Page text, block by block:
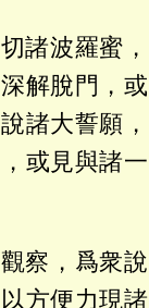
諸波羅蜜，
解脫門，或
諸大誓願，
或見與諸一
察，爲衆說
方便力現諸